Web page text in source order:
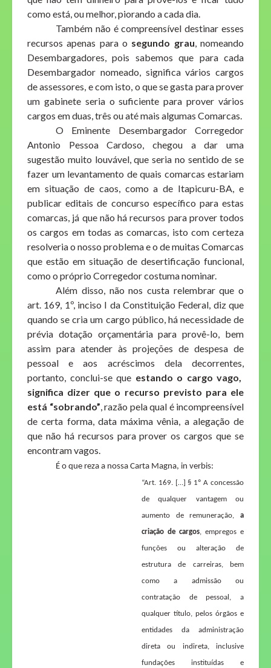
como está, ou melhor, piorando a cada dia.
Também não é compreensível destinar esses
recursos apenas para o segundo grau, nomeando
Desembargadores, pois sabemos que para cada
Desembargador nomeado, significa vários cargos
de assessores, e com isto, o que se gasta para prover
um gabinete seria o suficiente para prover vários
cargos em duas, três ou até mais algumas Comarcas.
O Eminente Desembargador Corregedor
Antonio Pessoa Cardoso, chegou a dar uma
sugestão muito louvável, que seria no sentido de se
fazer um levantamento de quais comarcas estariam
em situação de caos, como a de Itapicuru-BA, e
publicar editais de concurso específico para estas
comarcas, já que não há recursos para prover todos
os cargos em todas as comarcas, isto com certeza
resolveria o nosso problema e o de muitas Comarcas
que estão em situação de desertificação funcional,
como o próprio Corregedor costuma nominar.
Além disso, não nos custa relembrar que o
art. 169, 1º, inciso I da Constituição Federal, diz que
quando se cria um cargo público, há necessidade de
prévia dotação orçamentária para provê-lo, bem
assim para atender às projeções de despesa de
pessoal e aos acréscimos dela decorrentes,
portanto, conclui-se que estando o cargo vago,
significa dizer que o recurso previsto para ele
está “sobrando”, razão pela qual é incompreensível
de certa forma, data máxima vênia, a alegação de
que não há recursos para prover os cargos que se
encontram vagos.
É o que reza a nossa Carta Magna, in verbis:
“Art. 169. […] § 1º A concessão
de qualquer vantagem ou
aumento de remuneração, a
criação de cargos, empregos e
funções ou alteração de
estrutura de carreiras, bem
como a admissão ou
contratação de pessoal, a
qualquer título, pelos órgãos e
entidades da administração
direta ou indireta, inclusive
fundações instituídas e